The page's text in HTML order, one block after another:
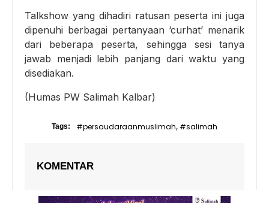
Talkshow yang dihadiri ratusan peserta ini juga
dipenuhi berbagai pertanyaan ‘curhat’ menarik
dari beberapa peserta, sehingga sesi tanya
jawab menjadi lebih panjang dari waktu yang
disediakan.
(Humas PW Salimah Kalbar)
Tags: #persaudaraanmuslimah, #salimah
KOMENTAR